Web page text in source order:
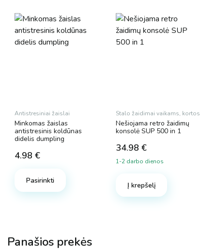
Antistresiniai žaislai
Minkomas žaislas
antistresinis koldūnas
didelis dumpling
4.98 €
Pasirinkti
Stalo žaidimai vaikams, kortos
Nešiojama retro žaidimų
konsolė SUP 500 in 1
34.98 €
1-2 darbo dienos
Į krepšelį
Panašios prekės